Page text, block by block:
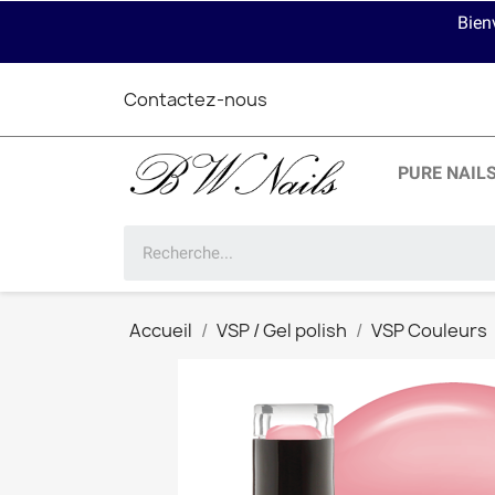
Contactez-nous
PURE
Accueil VSP / Gel polish VSP Couleurs